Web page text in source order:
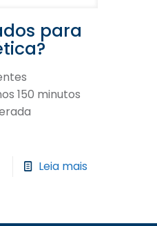
para
150 minutos
Leia mais